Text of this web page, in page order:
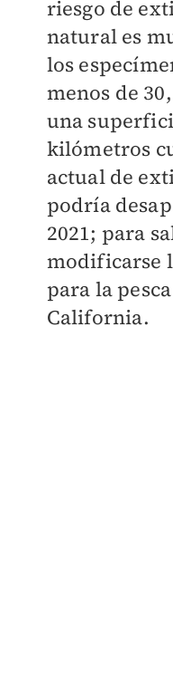
riesgo de
natural es
los
menos de
una
kilómetros
actual de
podría
2021; para
modificarse
para la
California.